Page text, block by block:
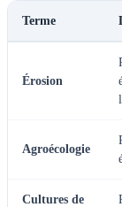
Terme
Érosion
Agroécologie
Cultures de